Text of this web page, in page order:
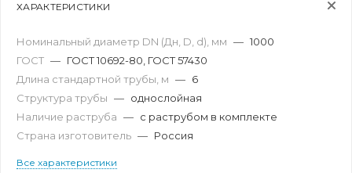
ХАРАКТЕРИСТИКИ
Номинальный диаметр DN (Дн, D, d), мм — 1000
ГОСТ — ГОСТ 10692-80, ГОСТ 57430
Длина стандартной трубы, м — 6
Структура трубы — однослойная
Наличие раструба — с раструбом в комплекте
Страна изготовитель — Россия
Все характеристики